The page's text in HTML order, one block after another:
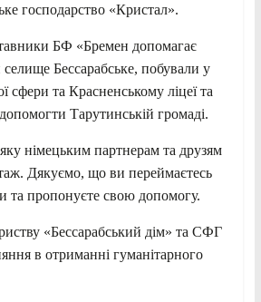
господарство «Кристал».
БФ «Бремен допомагає
селище Бессарабське, побували у
сфери та Красненському ліцеї та
Тарутинській громаді.
німецьким партнерам та друзям
Дякуємо, що ви переймаєтесь
та пропонуєте свою допомогу.
«Бессарабський дім» та СФГ
в отриманні гуманітарного